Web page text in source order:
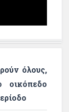
όλους,
οικόπεδο